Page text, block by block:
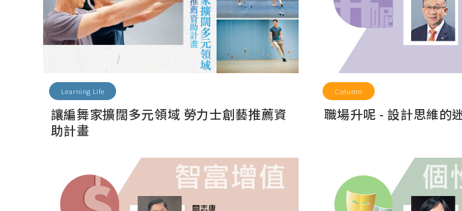
Learning Life
讓編舞家擴闊多元領域 勞力士創藝推薦資
助計畫
Column
職場升呢 - 設計思維的